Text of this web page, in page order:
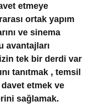
etmeye
ortak yapım
ve sinema
avantajları
tek bir derdi var
tanıtmak , temsil
etmek ve
sağlamak.